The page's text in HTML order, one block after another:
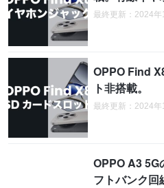
最終更新：2024年
OPPO Find
ト非搭載。
最終更新：2024年
OPPO A3 5G
フトバンク回